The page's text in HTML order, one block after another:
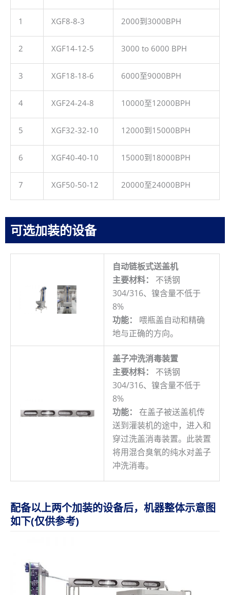
1 XGF8-8-3 2000到3000BPH
2 XGF14-12-5 3000 to 6000 BPH
3 XGF18-18-6 6000至9000BPH
4 XGF24-24-8 10000至12000BPH
5 XGF32-32-10 12000到15000BPH
6 XGF40-40-10 15000到18000BPH
7 XGF50-50-12 20000至24000BPH
可选加装的设备
自动链板式送盖机
主要材料：
不锈钢
304/316、镍含量不低于
8%
功能：
喂瓶盖自动和精确
地与正确的方向。
盖子冲洗消毒装置
主要材料： 不锈钢
304/316、镍含量不低于
8%
功能： 在盖子被送盖机传
送到灌装机的途中，进入和
穿过洗盖消毒装置。此装置
将用混合臭氧的纯水对盖子
冲洗消毒。
配备以上两个加装的设备后，机器整体示意图
如下(仅供参考)